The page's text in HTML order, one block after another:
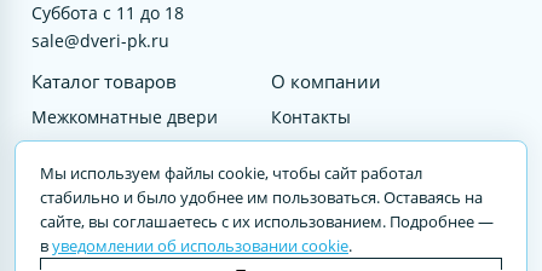
Суббота с 11 до 18
sale@dveri-pk.ru
Каталог товаров
Межкомнатные двери
Входные двери
Услуги
О компании
Контакты
© 2023 DVERI-PK.RU Авторские права защищены. Полное или частичное
Мы используем файлы cookie, чтобы сайт работал
стабильно и было удобнее им пользоваться. Оставаясь на
сайте, вы соглашаетесь с их использованием. Подробнее —
вуведомлении об использовании cookie.